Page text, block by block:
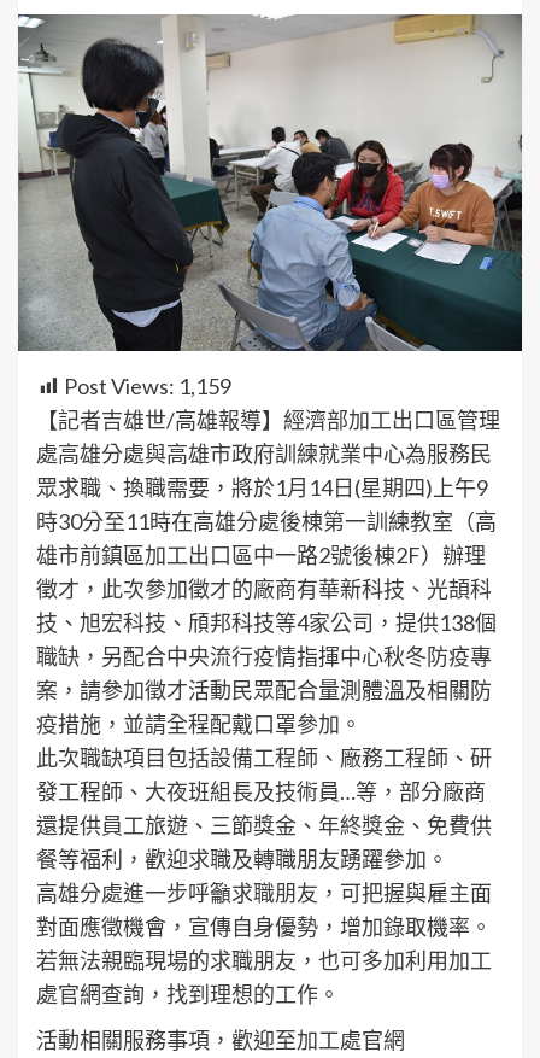
Post Views: 1,159
【記者吉雄世/高雄報導】經濟部加工出口區管理
處高雄分處與高雄市政府訓練就業中心為服務民
眾求職、換職需要，將於1月14日(星期四)上午9
時30分至11時在高雄分處後棟第一訓練教室（高
雄市前鎮區加工出口區中一路2號後棟2F）辦理
徵才，此次參加徵才的廠商有華新科技、光頡科
技、旭宏科技、頎邦科技等4家公司，提供138個
職缺，另配合中央流行疫情指揮中心秋冬防疫專
案，請參加徵才活動民眾配合量測體溫及相關防
疫措施，並請全程配戴口罩參加。
此次職缺項目包括設備工程師、廠務工程師、研
發工程師、大夜班組長及技術員…等，部分廠商
還提供員工旅遊、三節獎金、年終獎金、免費供
餐等福利，歡迎求職及轉職朋友踴躍參加。
高雄分處進一步呼籲求職朋友，可把握與雇主面
對面應徵機會，宣傳自身優勢，增加錄取機率。
若無法親臨現場的求職朋友，也可多加利用加工
處官網查詢，找到理想的工作。
活動相關服務事項，歡迎至加工處官網